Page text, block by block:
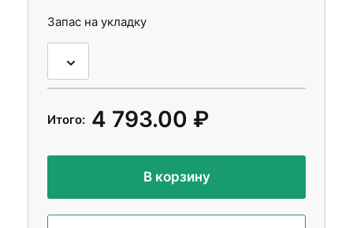
Запас на укладку
Итого: 4 793.00 ₽
В корзину